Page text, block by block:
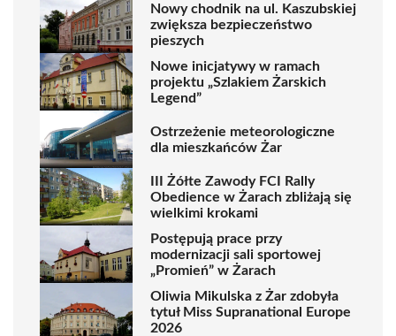
Nowy chodnik na ul. Kaszubskiej
zwiększa bezpieczeństwo
pieszych
Nowe inicjatywy w ramach
projektu „Szlakiem Żarskich
Legend”
Ostrzeżenie meteorologiczne
dla mieszkańców Żar
III Żółte Zawody FCI Rally
Obedience w Żarach zbliżają się
wielkimi krokami
Postępują prace przy
modernizacji sali sportowej
„Promień” w Żarach
Oliwia Mikulska z Żar zdobyła
tytuł Miss Supranational Europe
2026